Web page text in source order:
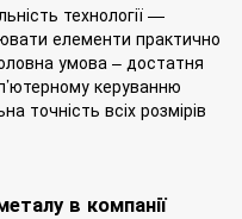
технології —
елементи практично
умова – достатня
керуванню
точність всіх розмірів
в компанії